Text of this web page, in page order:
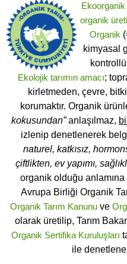
Ekoorganik
organik
Organik
kimyasal
Ekolojik tarımın amacı;
kirletmeden, çevre,
korumaktır. Organik
kokusundan”anlaşılmaz,
izlenip denetlenerek
naturel, katkısız,
çiftlikten, ev yapımı,
organik olduğu anlamına
Avrupa Birliği Organik
Organik Tarım Kanunu ve
olarak üretilip, Tarım
Organik Sertifika Kuruluşları
ile